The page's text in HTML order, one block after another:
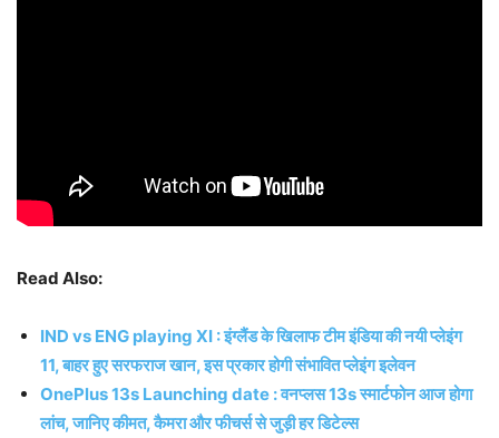
Read Also:
IND vs ENG playing XI : इंग्लैंड के खिलाफ टीम इंडिया की नयी प्लेइंग
11, बाहर हुए सरफराज खान, इस प्रकार होगी संभावित प्लेइंग इलेवन
OnePlus 13s Launching date : वनप्लस 13s स्मार्टफोन आज होगा
लांच, जानिए कीमत, कैमरा और फीचर्स से जुड़ी हर डिटेल्स